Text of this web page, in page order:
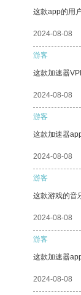
这款app的用
2024-08-08
游客
这款加速器
2024-08-08
游客
这款加速器
2024-08-08
游客
这款游戏的音
2024-08-08
游客
这款加速器
2024-08-08